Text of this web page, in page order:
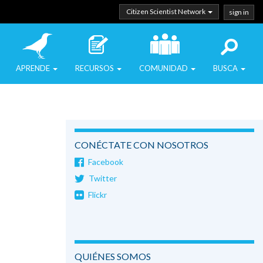
Citizen Scientist Network sign in
APRENDE RECURSOS COMUNIDAD BUSCA
CONÉCTATE CON NOSOTROS
Facebook
Twitter
Flickr
QUIÉNES SOMOS